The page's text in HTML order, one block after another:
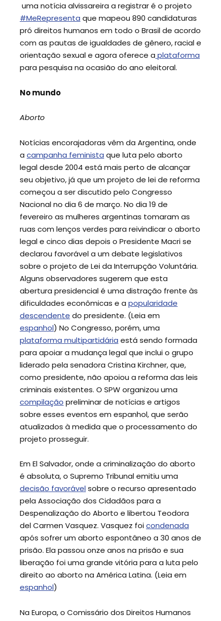
uma notícia alvissareira a registrar é o projeto
#MeRepresenta que mapeou 890 candidaturas
pró direitos humanos em todo o Brasil de acordo
com as pautas de igualdades de gênero, racial e
orientação sexual e agora oferece a plataforma
para pesquisa na ocasião do ano eleitoral.
No mundo
Aborto
Notícias encorajadoras vêm da Argentina, onde
a campanha feminista que luta pelo aborto
legal desde 2004 está mais perto de alcançar
seu objetivo, já que um projeto de lei de reforma
começou a ser discutido pelo Congresso
Nacional no dia 6 de março. No dia 19 de
fevereiro as mulheres argentinas tomaram as
ruas com lenços verdes para reivindicar o aborto
legal e cinco dias depois o Presidente Macri se
declarou favorável a um debate legislativos
sobre o projeto de Lei da Interrupção Voluntária.
Alguns observadores sugerem que esta
abertura presidencial é uma distração frente às
dificuldades econômicas e a popularidade
descendente do presidente. (Leia em
espanhol) No Congresso, porém, uma
plataforma multipartidária está sendo formada
para apoiar a mudança legal que inclui o grupo
liderado pela senadora Cristina Kirchner, que,
como presidente, não apoiou a reforma das leis
criminais existentes. O SPW organizou uma
compilação preliminar de notícias e artigos
sobre esses eventos em espanhol, que serão
atualizados à medida que o processamento do
projeto prosseguir.
Em El Salvador, onde a criminalização do aborto
é absoluta, o Supremo Tribunal emitiu uma
decisão favorávelsobre o recurso apresentado
pela Associação dos Cidadãos para a
Despenalização do Aborto e libertou Teodora
del Carmen Vasquez. Vasquez foicondenada
após sofrer um aborto espontâneo a 30 anos de
prisão. Ela passou onze anos na prisão e sua
liberação foi uma grande vitória para a luta pelo
direito ao aborto na América Latina. (Leia em
espanhol)
Na Europa, o Comissário dos Direitos Humanos